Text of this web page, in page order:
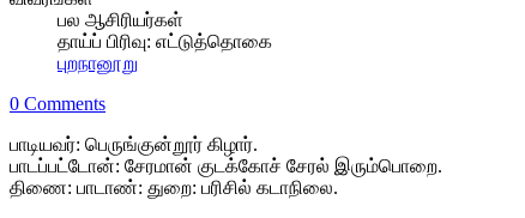
பல ஆசிரியர்கள்
தாய்ப் பிரிவு: எட்டுத்தொகை
புறநானூறு
0 Comments
பாடியவர்: பெருங்குன்றூர் கிழார்.
பாடப்பட்டோன்: சேரமான் குடக்கோச் சேரல் இரும்பொறை.
திணை: பாடாண்: துறை: பரிசில் கடாநிலை.